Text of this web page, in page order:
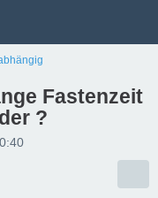
Fastenzeit
?